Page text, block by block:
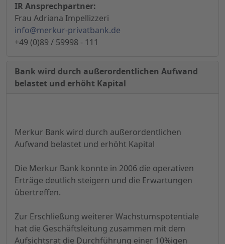
IR Ansprechpartner:
Frau Adriana Impellizzeri
info@merkur-privatbank.de
+49 (0)89 / 59998 - 111
Bank wird durch außerordentlichen Aufwand
belastet und erhöht Kapital
Merkur Bank wird durch außerordentlichen
Aufwand belastet und erhöht Kapital
Die Merkur Bank konnte in 2006 die operativen
Erträge deutlich steigern und die Erwartungen
übertreffen.
Zur Erschließung weiterer Wachstumspotentiale
hat die Geschäftsleitung zusammen mit dem
Aufsichtsrat die Durchführung einer 10%igen